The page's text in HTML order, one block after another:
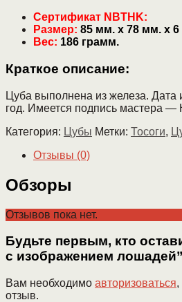
Сертификат NBTHK:
Размер: 85 мм. х 78 мм. х
Вес: 186 грамм.
Краткое описание:
Цуба выполнена из железа. Дата
год. Имеется подпись мастера —
Категория: Цубы Метки: Тосоги,
Отзывы (0)
Обзоры
Отзывов пока нет.
Будьте первым, кто
с изображением лошадей”
Вам необходимо авторизоваться,
отзыв.